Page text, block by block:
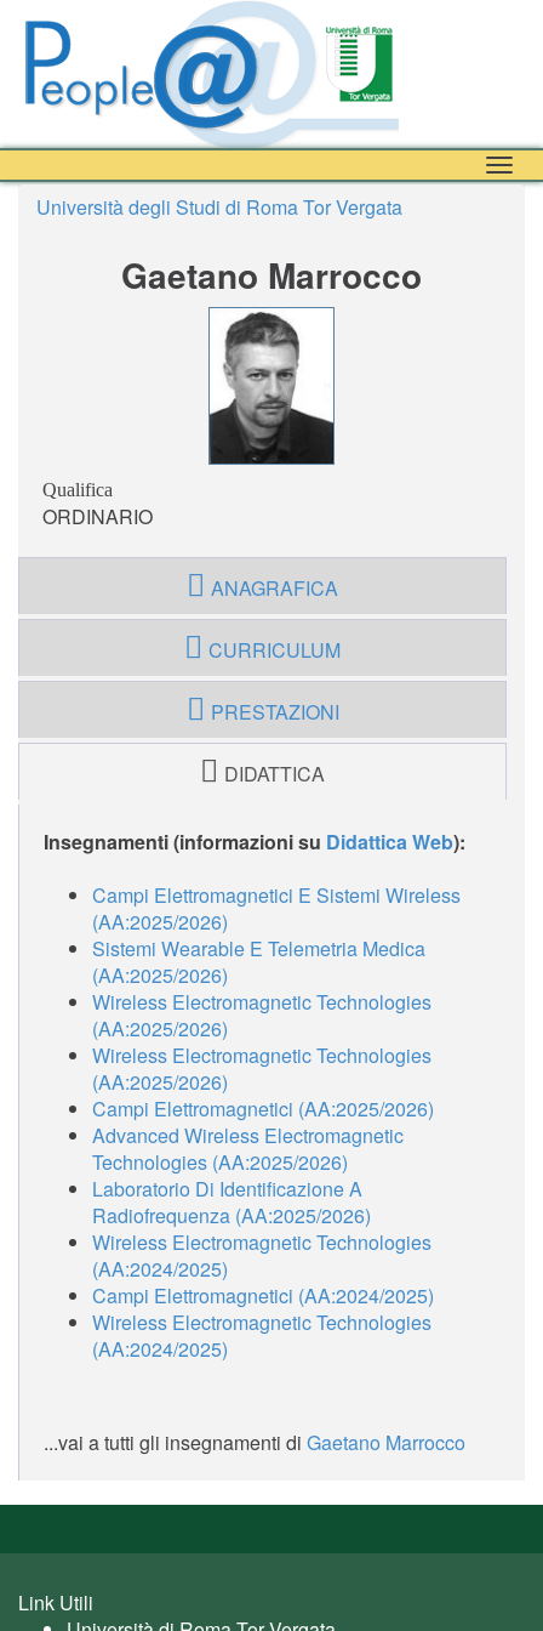
Università degli Studi di Roma Tor Vergata
Gaetano Marrocco
Qualifica
ORDINARIO
ANAGRAFICA
CURRICULUM
PRESTAZIONI
DIDATTICA
Insegnamenti (informazioni su Didattica Web):
Campi Elettromagnetici E Sistemi Wireless
(AA:2025/2026)
Sistemi Wearable E Telemetria Medica
(AA:2025/2026)
Wireless Electromagnetic Technologies
(AA:2025/2026)
Wireless Electromagnetic Technologies
(AA:2025/2026)
Campi Elettromagnetici (AA:2025/2026)
Advanced Wireless Electromagnetic
Technologies (AA:2025/2026)
Laboratorio Di Identificazione A
Radiofrequenza (AA:2025/2026)
Wireless Electromagnetic Technologies
(AA:2024/2025)
Campi Elettromagnetici (AA:2024/2025)
Wireless Electromagnetic Technologies
(AA:2024/2025)
...vai a tutti gli insegnamenti di Gaetano Marrocco
Link Utili